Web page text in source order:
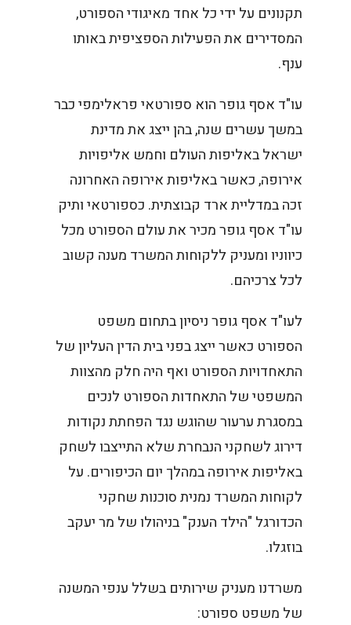
תקנונים על ידי כל אחד מאיגודי הספורט,
המסדירים את הפעילות הספציפית באותו
ענף.
עו"ד אסף גופר הוא ספורטאי פראלימפי כבר
במשך עשרים שנה, בהן ייצג את מדינת
ישראל באליפות העולם וחמש אליפויות
אירופה, כאשר באליפות אירופה האחרונה
זכה במדליית ארד קבוצתית. כספורטאי ותיק
עו"ד אסף גופר מכיר את עולם הספורט מכל
כיווניו ומעניק ללקוחות המשרד מענה קשוב
לכל צרכיהם.
לעו"ד אסף גופר ניסיון בתחום משפט
הספורט כאשר ייצג בפני בית הדין העליון של
התאחדויות הספורט ואף היה חלק מהצוות
המשפטי של התאחדות הספורט לנכים
במסגרת ערעור שהוגש נגד הפחתת נקודות
דירוג לשחקני הנבחרת שלא התייצבו לשחק
באליפות אירופה במהלך יום הכיפורים. על
לקוחות המשרד נמנית סוכנות שחקני
הכדורגל "הילד הענק" בניהולו של מר יעקב
בוזגלו.
משרדנו מעניק שירותים בשלל ענפי המשנה
של משפט ספורט: